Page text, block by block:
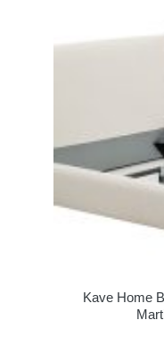
Kave Home